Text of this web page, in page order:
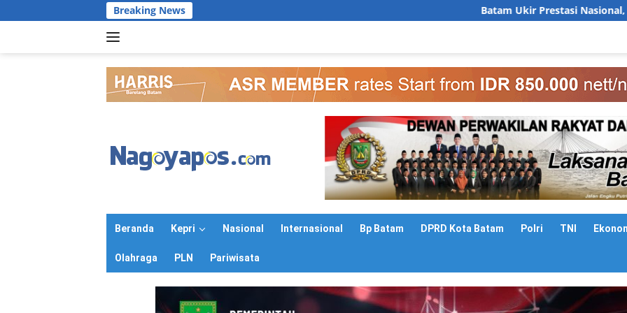
ke
Breaking News Batam Ukir Prestasi Nasional, Sekda Firmansyah
Beranda Kepri Nasional Internasional Bp Batam DPRD Kota Batam Polri TNI
Olahraga PLN Pariwisata